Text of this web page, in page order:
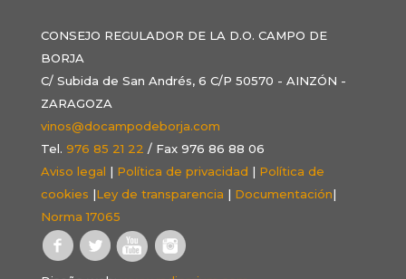
CONSEJO REGULADOR DE LA D.O. CAMPO DE
BORJA
C/ Subida de San Andrés, 6 C/P 50570 - AINZÓN -
ZARAGOZA
vinos@docampodeborja.com
Tel. 976 85 21 22 / Fax 976 86 88 06
Aviso legal | Política de privacidad | Política de
cookies |Ley de transparencia | Documentación|
Norma 17065